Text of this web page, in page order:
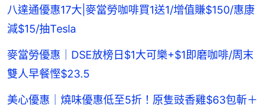
八達通優惠17大|麥當勞咖啡買1送1/增值賺$150/惠康
減$15/抽Tesla
麥當勞優惠｜DSE放榜日$1大可樂+$1即磨咖啡/周末
雙人早餐慳$23.5
美心優惠｜燒味優惠低至5折！原隻豉香雞$63包斬＋